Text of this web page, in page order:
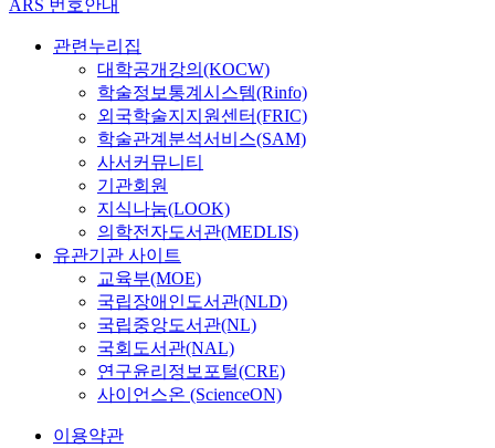
ARS 번호안내
관련누리집
대학공개강의(KOCW)
학술정보통계시스템(Rinfo)
외국학술지지원센터(FRIC)
학술관계분석서비스(SAM)
사서커뮤니티
기관회원
지식나눔(LOOK)
의학전자도서관(MEDLIS)
유관기관 사이트
교육부(MOE)
국립장애인도서관(NLD)
국립중앙도서관(NL)
국회도서관(NAL)
연구윤리정보포털(CRE)
사이언스온 (ScienceON)
이용약관